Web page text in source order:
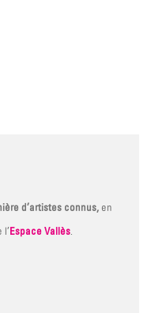
d’artistes connus, en
Espace Vallès.